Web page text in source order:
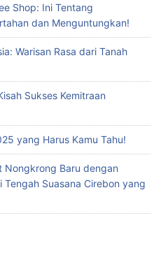
Shop: Ini Tentang
dan Menguntungkan!
Warisan Rasa dari Tanah
Sukses Kemitraan
yang Harus Kamu Tahu!
Nongkrong Baru dengan
Suasana Cirebon yang